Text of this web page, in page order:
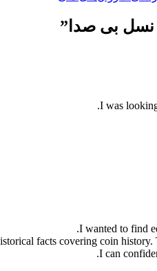
نسل بی صدا ”
I was
I wanted to find
facts covering coin
I can